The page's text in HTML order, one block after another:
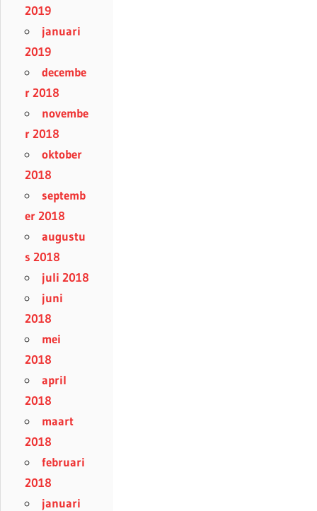
2019
januari
2019
decembe
r 2018
novembe
r 2018
oktober
2018
septemb
er 2018
augustu
s 2018
juli 2018
juni
2018
mei
2018
april
2018
maart
2018
februari
2018
januari